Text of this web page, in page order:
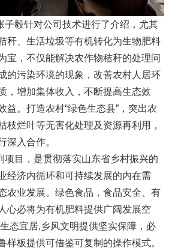
子毅针对公司技术进行了介绍，尤其
秆、生活垃圾等有机转化为生物肥料
宝，不仅能解决农作物秸秆的处理问
的污染环境的现象，改善农村人居环
，增加集体收入，不断提高生态效
益。打造农村“绿色生态县”，突出农
枝烂叶等无害化处理及资源再利用，
深入合作。
项目，是贯彻落实山东省乡村振兴的
经济内循环和可持续发展的内在需
农业发展。绿色食品，食品安全、有
心必将为有机肥料提供广阔发展空
态宜居,乡风文明提供坚实保障，必
样板提供可借鉴可复制的操作模式。